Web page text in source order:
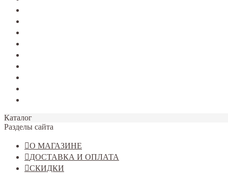
Каталог
Разделы сайта
О МАГАЗИНЕ
ДОСТАВКА И ОПЛАТА
СКИДКИ